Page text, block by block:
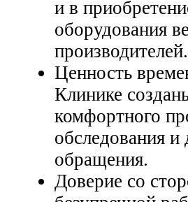
и в
оборудования
производителей.
Ценность
Клинике
комфортного
обследования и
обращения.
Доверие со